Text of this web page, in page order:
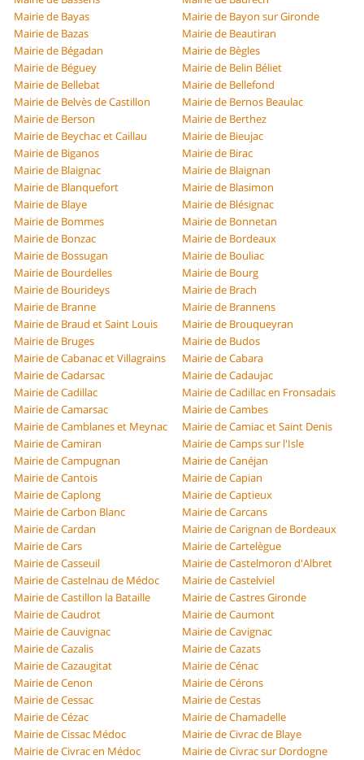
Mairie de Bayas
Mairie de Bayon sur Gironde
Mairie de Bazas
Mairie de Beautiran
Mairie de Bégadan
Mairie de Bègles
Mairie de Béguey
Mairie de Belin Béliet
Mairie de Bellebat
Mairie de Bellefond
Mairie de Belvès de Castillon
Mairie de Bernos Beaulac
Mairie de Berson
Mairie de Berthez
Mairie de Beychac et Caillau
Mairie de Bieujac
Mairie de Biganos
Mairie de Birac
Mairie de Blaignac
Mairie de Blaignan
Mairie de Blanquefort
Mairie de Blasimon
Mairie de Blaye
Mairie de Blésignac
Mairie de Bommes
Mairie de Bonnetan
Mairie de Bonzac
Mairie de Bordeaux
Mairie de Bossugan
Mairie de Bouliac
Mairie de Bourdelles
Mairie de Bourg
Mairie de Bourideys
Mairie de Brach
Mairie de Branne
Mairie de Brannens
Mairie de Braud et Saint Louis
Mairie de Brouqueyran
Mairie de Bruges
Mairie de Budos
Mairie de Cabanac et Villagrains
Mairie de Cabara
Mairie de Cadarsac
Mairie de Cadaujac
Mairie de Cadillac
Mairie de Cadillac en Fronsadais
Mairie de Camarsac
Mairie de Cambes
Mairie de Camblanes et Meynac
Mairie de Camiac et Saint Denis
Mairie de Camiran
Mairie de Camps sur l'Isle
Mairie de Campugnan
Mairie de Canéjan
Mairie de Cantois
Mairie de Capian
Mairie de Caplong
Mairie de Captieux
Mairie de Carbon Blanc
Mairie de Carcans
Mairie de Cardan
Mairie de Carignan de Bordeaux
Mairie de Cars
Mairie de Cartelègue
Mairie de Casseuil
Mairie de Castelmoron d'Albret
Mairie de Castelnau de Médoc
Mairie de Castelviel
Mairie de Castillon la Bataille
Mairie de Castres Gironde
Mairie de Caudrot
Mairie de Caumont
Mairie de Cauvignac
Mairie de Cavignac
Mairie de Cazalis
Mairie de Cazats
Mairie de Cazaugitat
Mairie de Cénac
Mairie de Cenon
Mairie de Cérons
Mairie de Cessac
Mairie de Cestas
Mairie de Cézac
Mairie de Chamadelle
Mairie de Cissac Médoc
Mairie de Civrac de Blaye
Mairie de Civrac en Médoc
Mairie de Civrac sur Dordogne